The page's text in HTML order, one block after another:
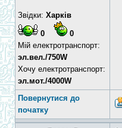
Звідки: Харків
0
0
Мій електротранспорт:
эл.вел./750W
Хочу електротранспорт:
эл.мот./4000W
Повернутися до
початку